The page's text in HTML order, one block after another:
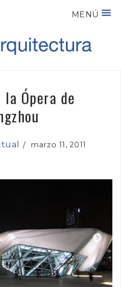
MENÚ
Ópera de
/marzo 11, 2011